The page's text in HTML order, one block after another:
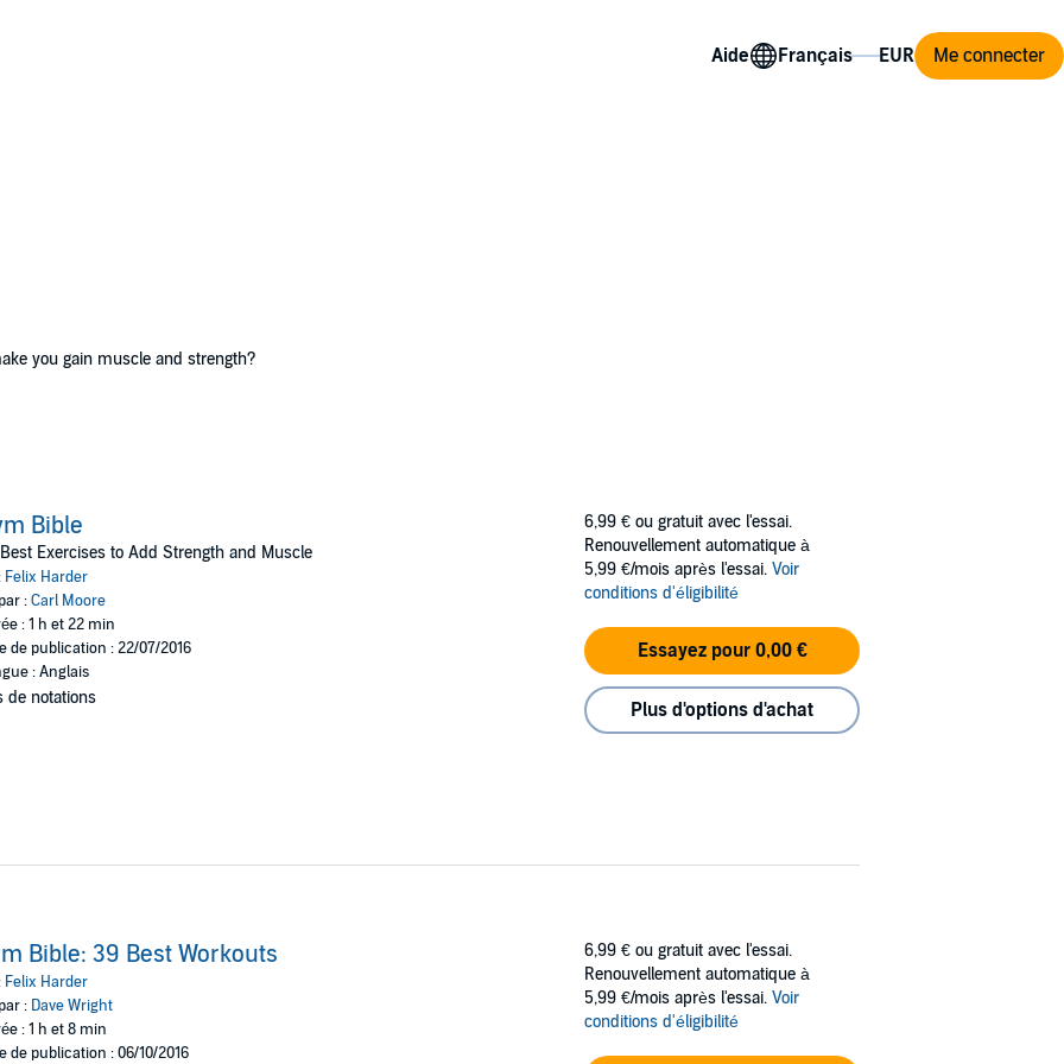
Aide Me connecter
you gain muscle and strength?
and have been performed by bodybuilders for decades. They are proven to work, and should be part of every
the exercise
muscles involved
leads to injuries and long-term joint problems. To spare yourself such issues, you need to educate yourself on
follow the advice in this book, you will increase both strength and size within a few weeks.
build muscle faster than ever! The bottom line is you can get bigger and stronger with just these exercises. No need
Bible
Exercises to Add Strength and Muscle
Felix Harder
:Carl Moore
: 1 h et 22 min
de publication : 22/07/2016
: Anglais
de notations
6,99 € ou gratuit avec l'essai.
Renouvellement automatique à
5,99 €/mois après l'essai. Voir
conditions d'éligibilité
Essayez pour 0,00 €
Plus d'options d'achat
Bible: 39 Best Workouts
Felix Harder
: Dave Wright
: 1 h et 8 min
de publication : 06/10/2016
6,99 € ou gratuit avec l'essai.
Renouvellement automatique à
5,99 €/mois après l'essai. Voir
conditions d'éligibilité